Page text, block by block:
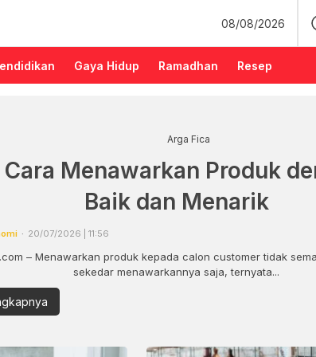
08/08/2026
Gaya Hidup Ramadhan Resep
Arga Fica
Cara Menawarkan Produk
Baik dan Menarik
20/07/2026 | 11:56
– Menawarkan produk kepada calon customer tidak
sekedar menawarkannya saja, ternyata...